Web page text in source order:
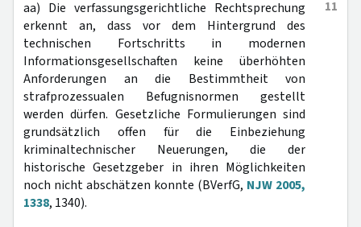
11
aa) Die verfassungsgerichtliche Rechtsprechung
erkennt an, dass vor dem Hintergrund des
technischen Fortschritts in modernen
Informationsgesellschaften keine überhöhten
Anforderungen an die Bestimmtheit von
strafprozessualen Befugnisnormen gestellt
werden dürfen. Gesetzliche Formulierungen sind
grundsätzlich offen für die Einbeziehung
kriminaltechnischer Neuerungen, die der
historische Gesetzgeber in ihren Möglichkeiten
noch nicht abschätzen konnte (BVerfG, NJW 2005,
1338, 1340).